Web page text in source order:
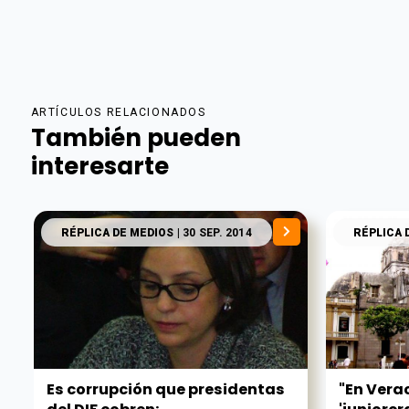
ARTÍCULOS RELACIONADOS
También pueden
interesarte
RÉPLICA DE MEDIOS | 30 SEP. 2014
Es corrupción que presidentas
RÉPLICA
"En